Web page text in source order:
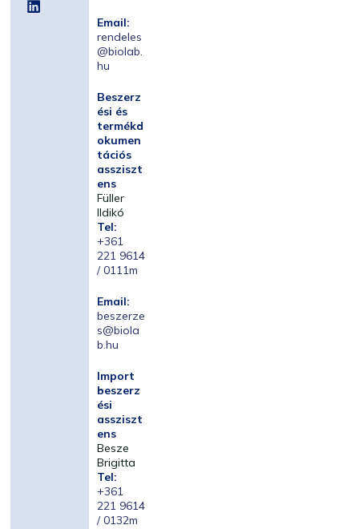
Email:
rendeles
@biolab.
hu
Beszerz
ési és
termékd
okumen
tációs
assziszt
ens
Füller
Ildikó
Tel:
+361
221 9614
/ 0111m
Email:
beszerze
s@biola
b.hu
Import
beszerz
ési
assziszt
ens
Besze
Brigitta
Tel:
+361
221 9614
/ 0132m